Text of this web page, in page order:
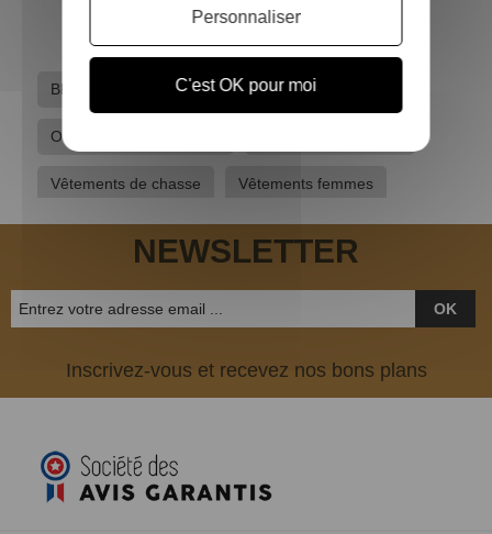
Black-friday Bonnes affaires Deerhunter
Ouverture chasse plaine
Vêtements de chasse Vêtements femmes
NEWSLETTER
OK
Inscrivez-vous et recevez nos bons plans
C'est OK pour moi
Personnaliser